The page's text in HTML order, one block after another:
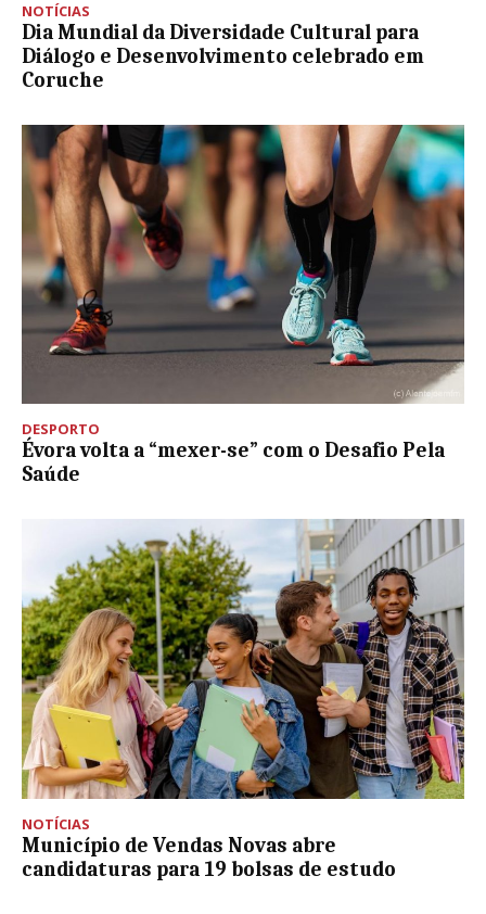
NOTÍCIAS
Dia Mundial da Diversidade Cultural para
Diálogo e Desenvolvimento celebrado em
Coruche
DESPORTO
Évora volta a “mexer-se” com o Desafio Pela
Saúde
NOTÍCIAS
Município de Vendas Novas abre
candidaturas para 19 bolsas de estudo